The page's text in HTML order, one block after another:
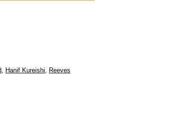
, Hanif Kureishi, Reeves